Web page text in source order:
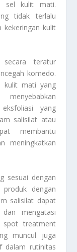
sel kulit mati.
tidak terlalu
kekeringan kulit
secara teratur
komedo.
kulit mati yang
yang
salisilat atau
membantu
meningkatkan
sesuai dengan
produk dengan
salisilat dapat
dan mengatasi
spot treatment
muncul juga
dalam rutinitas